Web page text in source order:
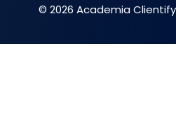
© 2026 Academia Clientify